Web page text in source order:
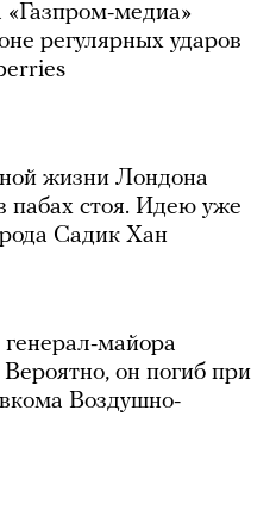
«Газпром-медиа»
регулярных ударов
жизни Лондона
пабах стоя. Идею уже
Садик Хан
майора
он погиб при
Воздушно-